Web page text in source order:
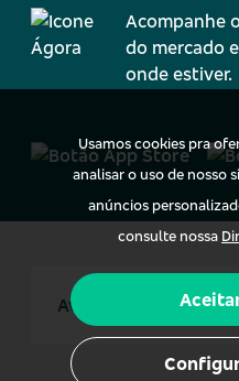
Acompanhe
do mercado
onde estiver.
Usamos cookies pra
analisar o uso de nosso
anúncios
consulte nossa
Aviso Legal